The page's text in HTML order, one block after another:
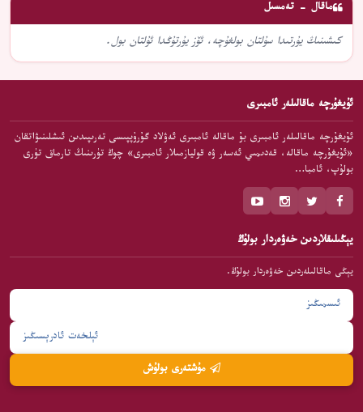
ماقال - تەمسىل
كىشىنىڭ يۇرتىدا سۇلتان بولغۇچە، ئۆز يۇرتۇڭدا ئۇلتان بول.
ئۇيغۇرچە ماقالىلەر ئامبىرى
ئۇيغۇرچە ماقالىلەر ئامبىرى بۇ ماقالە ئامبىرى ئەۋلاد گۇرۇپپىسى تەرىپىدىن ئىشلىنىۋاتقان
«ئۇيغۇرچە ماقالە، قەدىمىي ئەسەر ۋە قوليازمىلار ئامبىرى» چوڭ تۈرىنىڭ تارماق تۈرى
بولۇپ، ئامبا…
يېڭىلىقلاردىن خەۋەردار بولۇڭ
يېڭى ماقالىلەردىن خەۋەردار بولۇڭ.